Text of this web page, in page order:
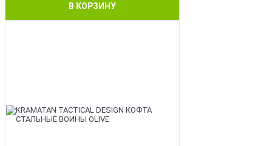
В КОРЗИНУ